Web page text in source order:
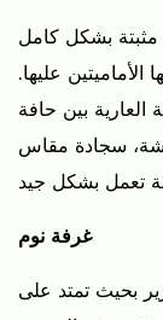
النهائية:
تحقيق
أقصى
استفادة
من
الأرضيات
الخاصة
بك
مثبتة بشكل كامل
عليها.
من الأرضية العارية بين حافة
سجادة مقاس
غرفة نوم
بحيث تمتد على